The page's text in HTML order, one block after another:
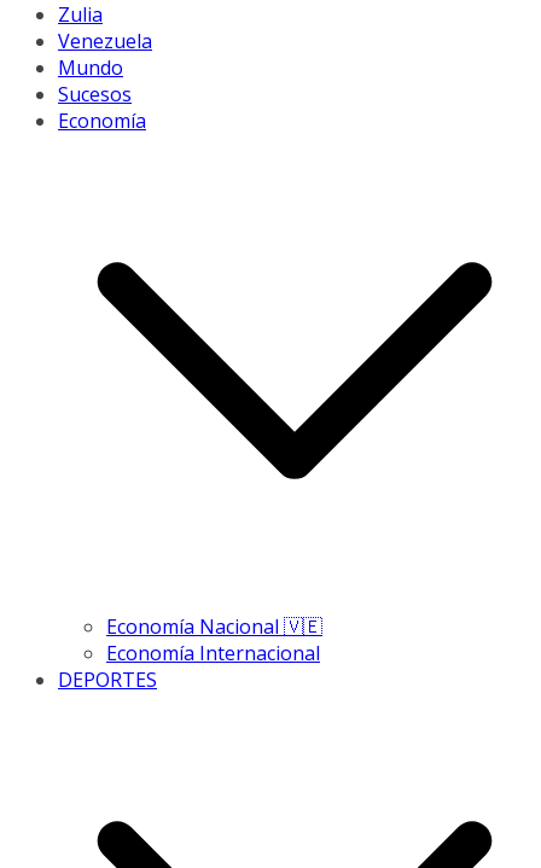
Zulia
Venezuela
Mundo
Sucesos
Economía
Economía Nacional 🇻🇪
Economía Internacional
DEPORTES